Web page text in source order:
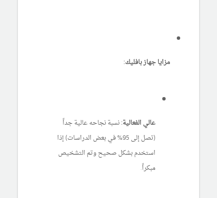
مزايا جهاز بافليك:
عالي الفعالية:نسبة نجاحه عالية جداً
(تصل إلى 95% في بعض الدراسات) إذا
استخدم بشكل صحيح وتم التشخيص
مبكراً.